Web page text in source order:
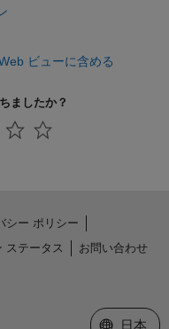
ビューに含める
ましたか？
シー ポリシー
ステータス
お問い合わせ
Web サイ
日本